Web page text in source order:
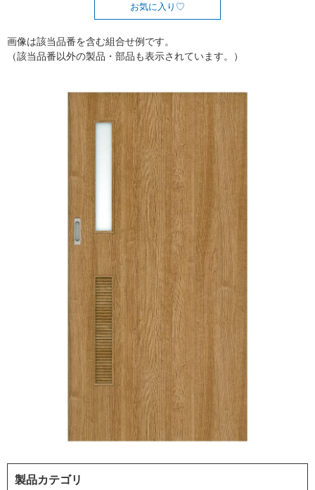
お気に入り
画像は該当品番を含む組合せ例です。
（該当品番以外の製品・部品も表示されています。）
製品カテゴリ